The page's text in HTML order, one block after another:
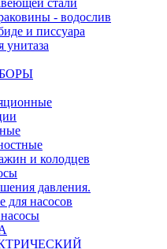
стали
- водослив
и писсуара
и колодцев
давления.
насосов